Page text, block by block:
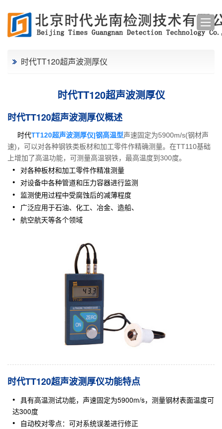
时代TT120超声波测厚仪
时代TT120超声波测厚仪
时代TT120超声波测厚仪概述
时代TT120超声波测厚仪|钢高温型声速固定为5900m/s(钢材声
速)，可以对各种钢铁类板材和加工零件作精确测量。在TT110基础
上增加了高温功能，可测量高温钢铁，最高温度到300度。
对各种板材和加工零件作精准测量
对设备中各种管道和压力容器进行监测
监测使用过程中受腐蚀后的减薄程度
广泛应用于石油、化工、冶金、造船、
航空航天等各个领域
时代TT120超声波测厚仪功能特点
具有高温测试功能，声速固定为5900m/s，测量钢材表面温度可
达300度
自动校对零点：可对系统误差进行修正